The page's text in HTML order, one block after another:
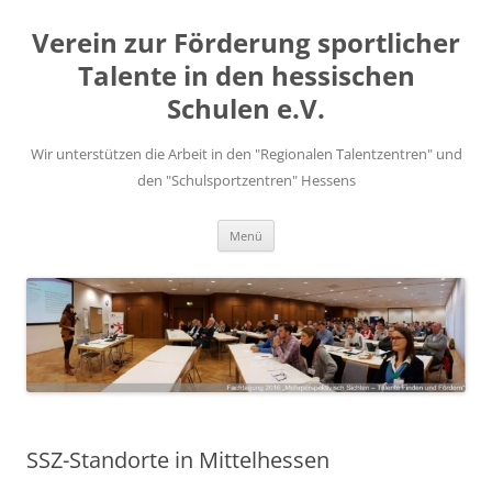
springen
Verein zur Förderung sportlicher
Talente in den hessischen
Schulen e.V.
Wir unterstützen die Arbeit in den "Regionalen Talentzentren" und
den "Schulsportzentren" Hessens
Menü
SSZ-Standorte in Mittelhessen